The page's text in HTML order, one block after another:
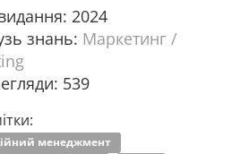
2024
знань: Маркетинг /
539
менеджмент